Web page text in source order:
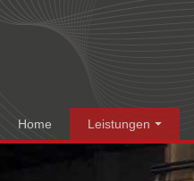
Home Leistungen